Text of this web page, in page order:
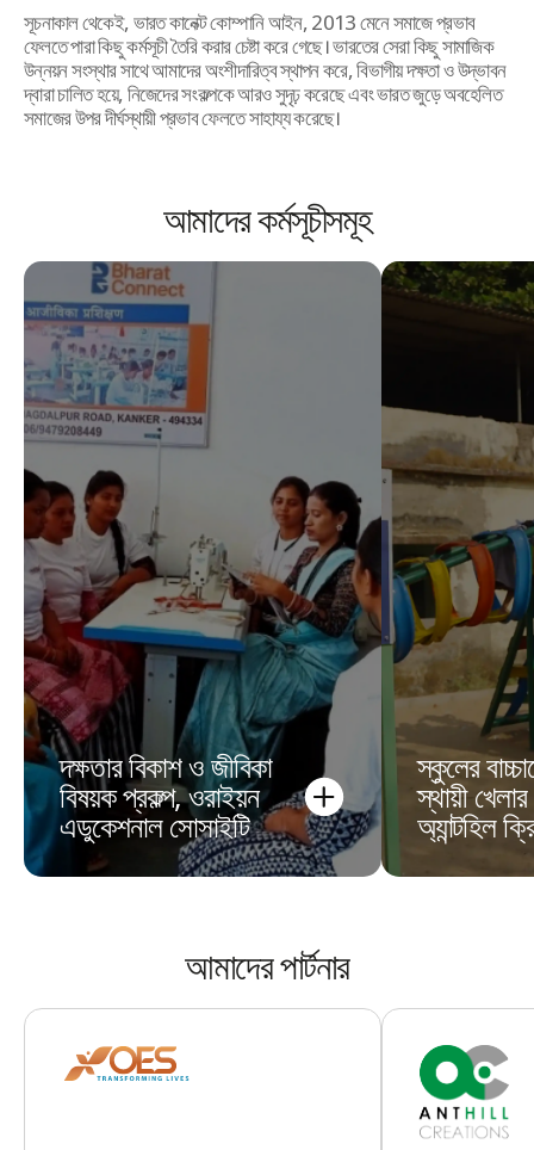
সূচনাকাল থেকেই, ভারত কানেক্ট কোম্পানি আইন, 2013 মেনে সমাজে প্রভাব
ফেলতে পারা কিছু কর্মসূচী তৈরি করার চেষ্টা করে গেছে। ভারতের সেরা কিছু সামাজিক
উন্নয়ন সংস্থার সাথে আমাদের অংশীদারিত্ব স্থাপন করে, বিভাগীয় দক্ষতা ও উদ্ভাবন
দ্বারা চালিত হয়ে, নিজেদের সংকল্পকে আরও সুদৃঢ় করেছে এবং ভারত জুড়ে অবহেলিত
সমাজের উপর দীর্ঘস্থায়ী প্রভাব ফেলতে সাহায্য করেছে।
আমাদের কর্মসূচীসমূহ
দক্ষতার বিকাশ ও জীবিকা
বিষয়ক প্রকল্প, ওরাইয়ন
এডুকেশনাল সোসাইটি
স্কুলের
স্থায়ী
অ্যান্টহিল
আমাদের পার্টনার